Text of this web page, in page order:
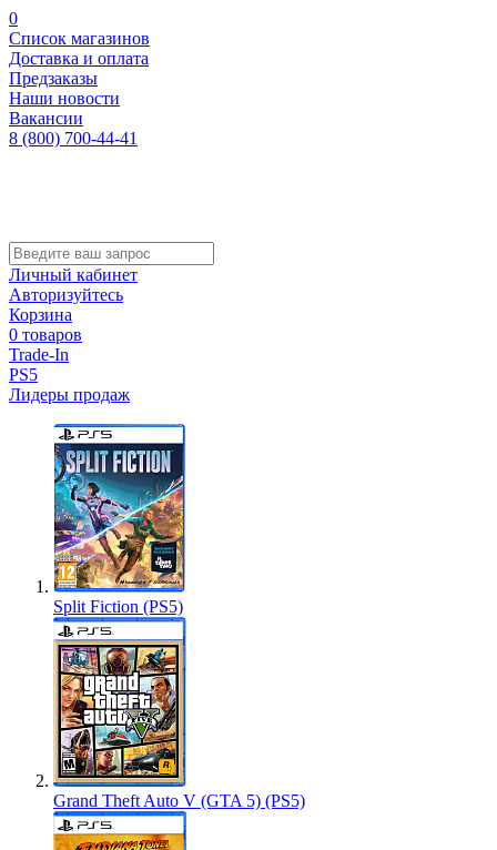
0
Список магазинов
Доставка и оплата
Предзаказы
Наши новости
Вакансии
8 (800) 700-44-41
Личный кабинет
Авторизуйтесь
Корзина
0 товаров
Trade-In
PS5
Лидеры продаж
Split Fiction (PS5)
Grand Theft Auto V (GTA 5) (PS5)